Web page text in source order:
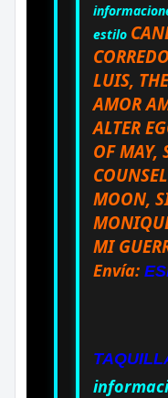
estilo
LUIS,
AMOR
ALTER
OF MAY,
MOON,
MI
Envía: